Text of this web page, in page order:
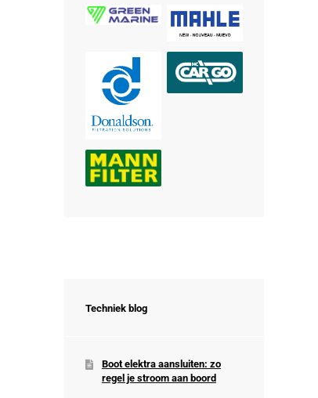
Techniek blog
Boot elektra aansluiten: zo
regel je stroom aan boord